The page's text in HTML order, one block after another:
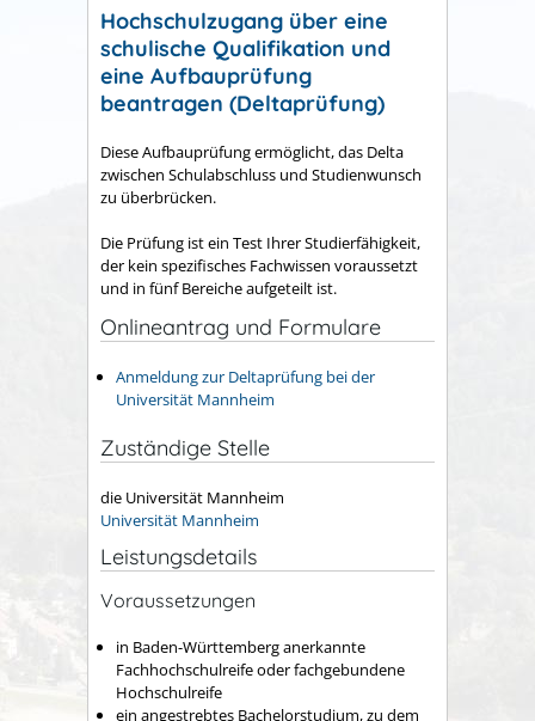
Hochschulzugang über eine
schulische Qualifikation und
eine Aufbauprüfung
beantragen (Deltaprüfung)
Diese Aufbauprüfung ermöglicht, das Delta
zwischen Schulabschluss und Studienwunsch
zu überbrücken.
Die Prüfung ist ein Test Ihrer Studierfähigkeit,
der kein spezifisches Fachwissen voraussetzt
und in fünf Bereiche aufgeteilt ist.
Onlineantrag und Formulare
Anmeldung zur Deltaprüfung bei der
Universität Mannheim
Zuständige Stelle
die Universität Mannheim
Universität Mannheim
Leistungsdetails
Voraussetzungen
in Baden-Württemberg anerkannte
Fachhochschulreife oder fachgebundene
Hochschulreife
ein angestrebtes Bachelorstudium, zu dem